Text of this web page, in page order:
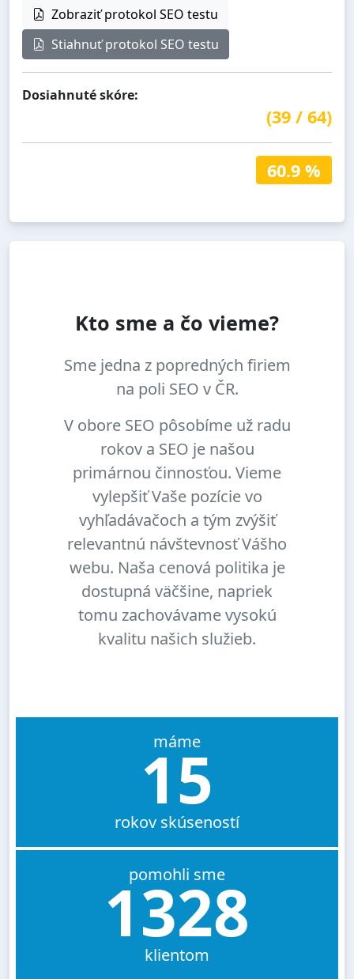
Zobraziť protokol SEO testu
Stiahnuť protokol SEO testu
Dosiahnuté skóre:
(39 / 64)
60.9 %
Kto sme a čo vieme?
Sme jedna z popredných firiem
na poli SEO v ČR.
V obore SEO pôsobíme už radu
rokov a SEO je našou
primárnou činnosťou. Vieme
vylepšiť Vaše pozície vo
vyhľadávačoch a tým zvýšiť
relevantnú návštevnosť Vášho
webu. Naša cenová politika je
dostupná väčšine, napriek
tomu zachovávame vysokú
kvalitu našich služieb.
máme
15
rokov skúseností
pomohli sme
1328
klientom